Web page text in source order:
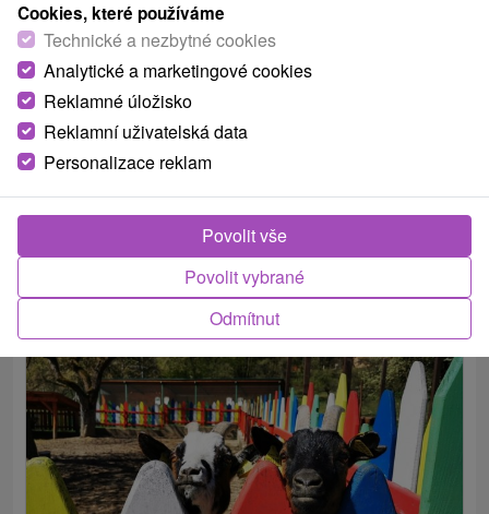
Múzeá a galérie(27) ZOO a zvieracie farmy
Botanické záhrady(5) Escaperoom
Jazerá, plesá, vodné nádrže(15) Atrakce s dětmi
Technické pamiatky(19)
Drevené kostolíky(5) Aquaparky, kúpaliská
Planetária a observatória
Snežnica(1)
Cookies, které používáme
Technické a nezbytné cookies
Analytické a marketingové cookies
Reklamné úložisko
Reklamní uživatelská data
Personalizace reklam
Odmítnut
Povolit vybrané
Povolit vše